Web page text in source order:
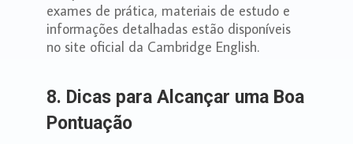
exames de prática, materiais de estudo e
informações detalhadas estão disponíveis
no site oficial da Cambridge English.
8. Dicas para Alcançar uma Boa
Pontuação